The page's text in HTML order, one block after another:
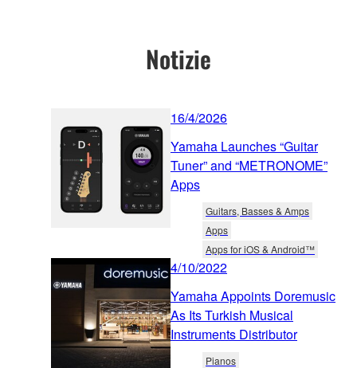
Notizie
16/4/2026
Yamaha Launches “Guitar
Tuner” and “METRONOME”
Apps
Guitars, Basses & Amps
Apps
Apps for iOS & Android™
4/10/2022
Yamaha Appoints Doremusic
As Its Turkish Musical
Instruments Distributor
Pianos